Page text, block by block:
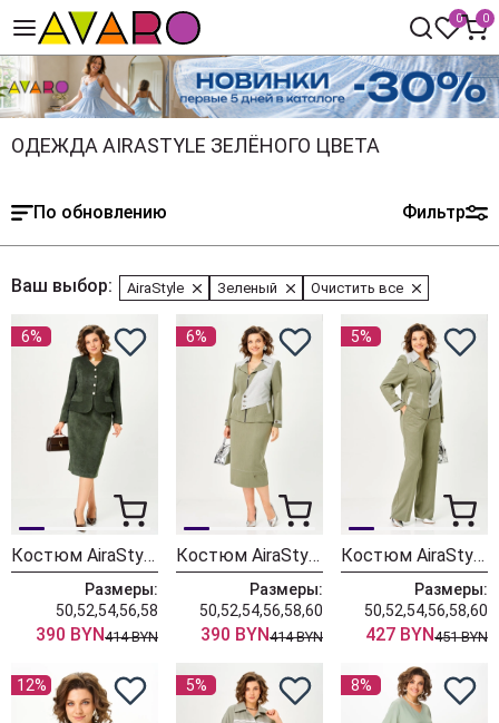
0 0
ОДЕЖДА AIRASTYLE ЗЕЛЁНОГО ЦВЕТА
По обновлению Фильтр
Ваш выбор: AiraStyle Зеленый Очистить все
6%
Костюм AiraStyle 24149 хвоя
Размеры:
50,52,54,56,58
390 BYN414 BYN
6%
Костюм AiraStyle 24148 олива
Размеры:
50,52,54,56,58,60
390 BYN414 BYN
5%
Костюм AiraStyle 24258 олива
Размеры:
50,52,54,56,58,60
427 BYN451 BYN
12% 5% 8%